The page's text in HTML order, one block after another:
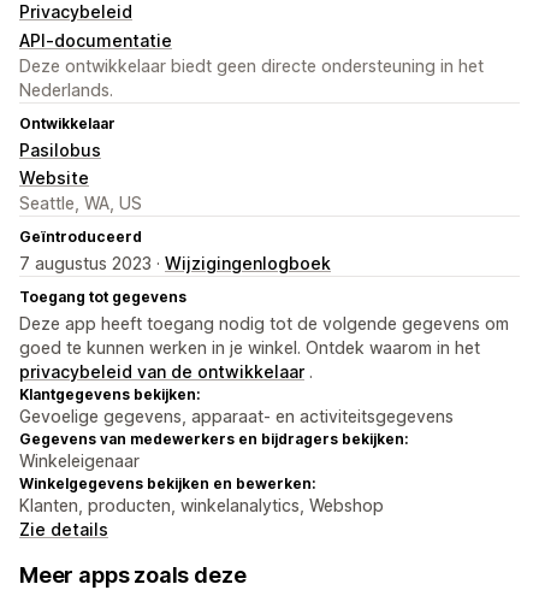
Privacybeleid
API-documentatie
Deze ontwikkelaar biedt geen directe ondersteuning in het
Nederlands.
Ontwikkelaar
Pasilobus
Website
Seattle, WA, US
Geïntroduceerd
7 augustus 2023 · Wijzigingenlogboek
Toegang tot gegevens
Deze app heeft toegang nodig tot de volgende gegevens om
goed te kunnen werken in je winkel. Ontdek waarom in het
privacybeleid van de ontwikkelaar .
Klantgegevens bekijken:
Gevoelige gegevens, apparaat- en activiteitsgegevens
Gegevens van medewerkers en bijdragers bekijken:
Winkeleigenaar
Winkelgegevens bekijken en bewerken:
Klanten, producten, winkelanalytics, Webshop
Zie details
Meer apps zoals deze